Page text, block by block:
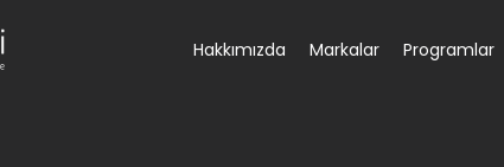
Hakkımızda Markalar Programlar